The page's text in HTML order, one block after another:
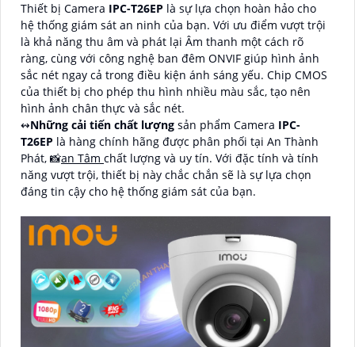
Thiết bị Camera IPC-T26EP là sự lựa chọn hoàn hảo cho
hệ thống giám sát an ninh của bạn. Với ưu điểm vượt trội
là khả năng thu âm và phát lại Âm thanh một cách rõ
ràng, cùng với công nghệ ban đêm ONVIF giúp hình ảnh
sắc nét ngay cả trong điều kiện ánh sáng yếu. Chip CMOS
của thiết bị cho phép thu hình nhiều màu sắc, tạo nên
hình ảnh chân thực và sắc nét.
↭Những cải tiến chất lượng sản phẩm Camera IPC-
T26EP là hàng chính hãng được phân phối tại An Thành
Phát, 📸an Tâm chất lượng và uy tín. Với đặc tính và tính
năng vượt trội, thiết bị này chắc chắn sẽ là sự lựa chọn
đáng tin cậy cho hệ thống giám sát của bạn.